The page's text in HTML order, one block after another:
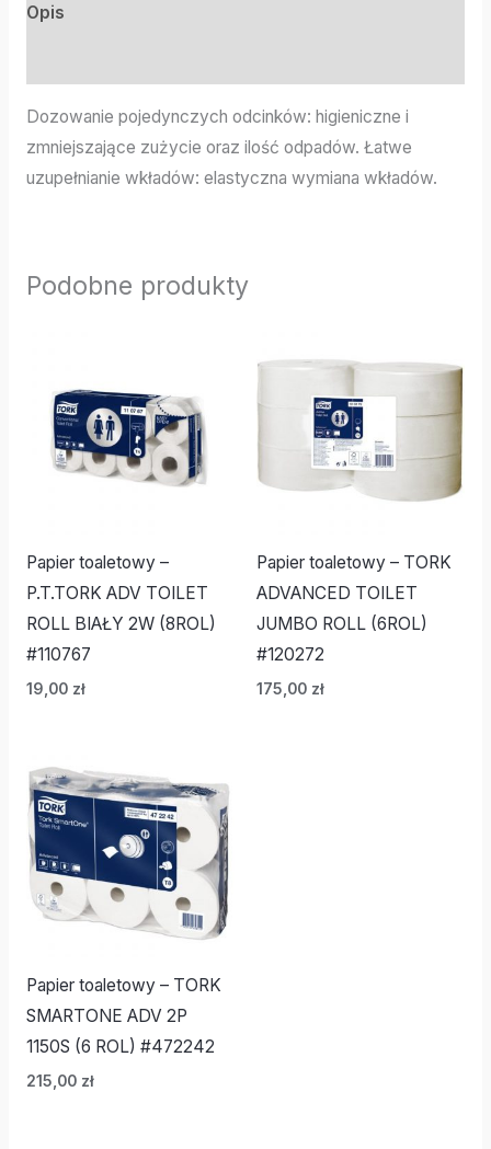
Opis
Dozowanie pojedynczych odcinków: higieniczne i
zmniejszające zużycie oraz ilość odpadów. Łatwe
uzupełnianie wkładów: elastyczna wymiana wkładów.
Podobne produkty
Papier toaletowy –
P.T.TORK ADV TOILET
ROLL BIAŁY 2W (8ROL)
#110767
19,00 zł
Papier toaletowy – TORK
ADVANCED TOILET
JUMBO ROLL (6ROL)
#120272
175,00 zł
Papier toaletowy – TORK
SMARTONE ADV 2P
1150S (6 ROL) #472242
215,00 zł